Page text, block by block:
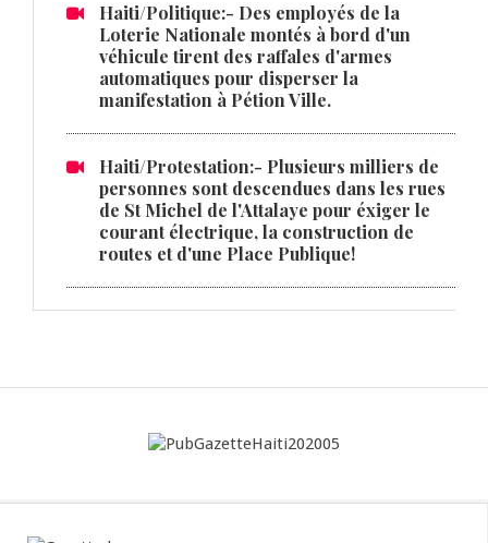
Haiti/Politique:- Des employés de la
Loterie Nationale montés à bord d'un
véhicule tirent des raffales d'armes
automatiques pour disperser la
manifestation à Pétion Ville.
Haiti/Protestation:- Plusieurs milliers de
personnes sont descendues dans les rues
de St Michel de l'Attalaye pour éxiger le
courant électrique, la construction de
routes et d'une Place Publique!